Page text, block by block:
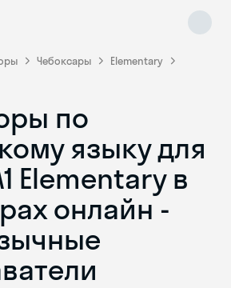
Чебоксары
Elementary
по
языку для
Elementary в
онлайн -